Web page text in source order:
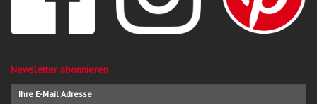
Newsletter abonnieren